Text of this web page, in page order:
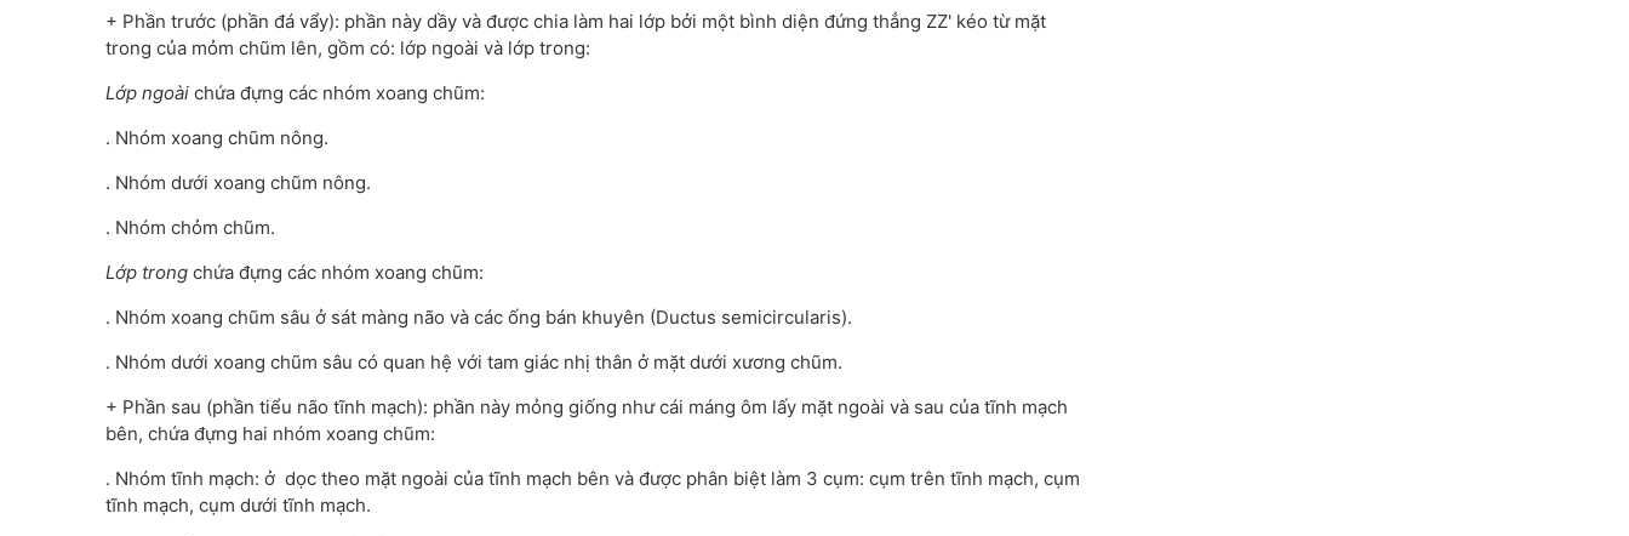
+ Phần trước (phần đá vẩy): phần này dầy và được chia làm hai lớp bởi một bình diện đứng thẳng ZZ' kéo từ mặt
trong của mỏm chũm lên, gồm có: lớp ngoài và lớp trong:
Lớp ngoài chứa đựng các nhóm xoang chũm:
. Nhóm xoang chũm nông.
. Nhóm dưới xoang chũm nông.
. Nhóm chỏm chũm.
Lớp trong chứa đựng các nhóm xoang chũm:
. Nhóm xoang chũm sâu ở sát màng não và các ống bán khuyên (Ductus semicircularis).
. Nhóm dưới xoang chũm sâu có quan hệ với tam giác nhị thân ở mặt dưới xương chũm.
+ Phần sau (phần tiểu não tĩnh mạch): phần này mỏng giống như cái máng ôm lấy mặt ngoài và sau của tĩnh mạch
bên, chứa đựng hai nhóm xoang chũm:
. Nhóm tĩnh mạch: ở dọc theo mặt ngoài của tĩnh mạch bên và được phân biệt làm 3 cụm: cụm trên tĩnh mạch, cụm
tĩnh mạch, cụm dưới tĩnh mạch.